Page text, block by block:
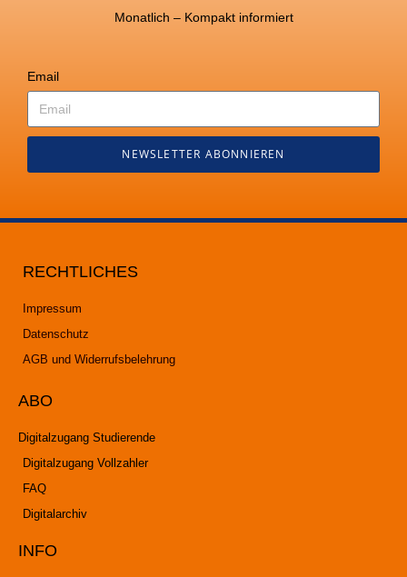
Monatlich – Kompakt informiert
Email
NEWSLETTER ABONNIEREN
RECHTLICHES
Impressum
Datenschutz
AGB und Widerrufsbelehrung
ABO
Digitalzugang Studierende
Digitalzugang Vollzahler
FAQ
Digitalarchiv
INFO